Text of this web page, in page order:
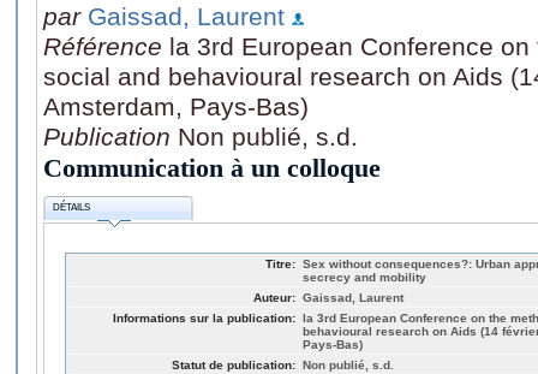
par Gaissad, Laurent
Référence la 3rd European Conference
social and behavioural research on Aids
Amsterdam, Pays-Bas)
Publication Non publié, s.d.
Communication à un colloque
DÉTAILS
Titre: Sex without consequences?: Urban
secrecy and mobility
Auteur: Gaissad, Laurent
Informations sur la publication: la 3rd European Conference on the
behavioural research on Aids (14
Pays-Bas)
Statut de publication: Non publié, s.d.